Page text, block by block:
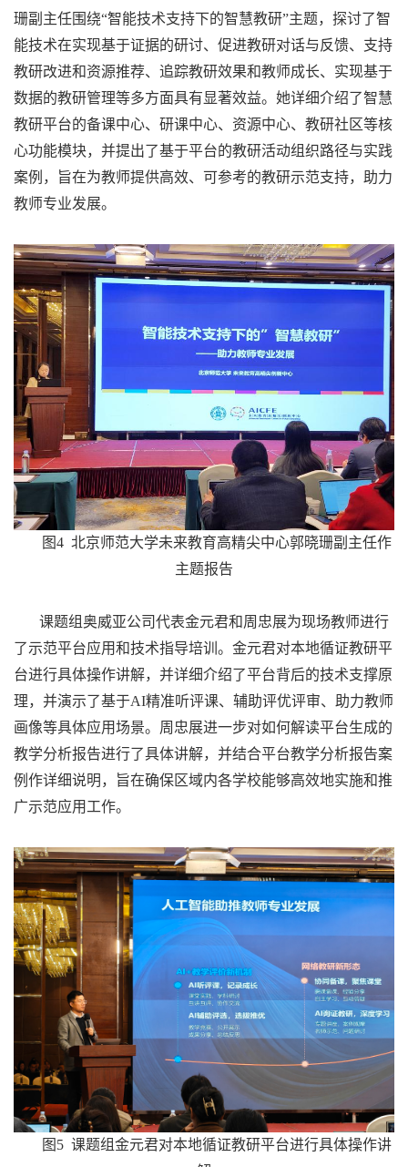
珊副主任围绕“智能技术支持下的智慧教研”主题，探讨了智
能技术在实现基于证据的研讨、促进教研对话与反馈、支持
教研改进和资源推荐、追踪教研效果和教师成长、实现基于
数据的教研管理等多方面具有显著效益。她详细介绍了智慧
教研平台的备课中心、研课中心、资源中心、教研社区等核
心功能模块，并提出了基于平台的教研活动组织路径与实践
案例，旨在为教师提供高效、可参考的教研示范支持，助力
教师专业发展。
图4 北京师范大学未来教育高精尖中心郭晓珊副主任作
主题报告
课题组奥威亚公司代表金元君和周忠展为现场教师进行
了示范平台应用和技术指导培训。金元君对本地循证教研平
台进行具体操作讲解，并详细介绍了平台背后的技术支撑原
理，并演示了基于AI精准听评课、辅助评优评审、助力教师
画像等具体应用场景。周忠展进一步对如何解读平台生成的
教学分析报告进行了具体讲解，并结合平台教学分析报告案
例作详细说明，旨在确保区域内各学校能够高效地实施和推
广示范应用工作。
图5 课题组金元君对本地循证教研平台进行具体操作讲